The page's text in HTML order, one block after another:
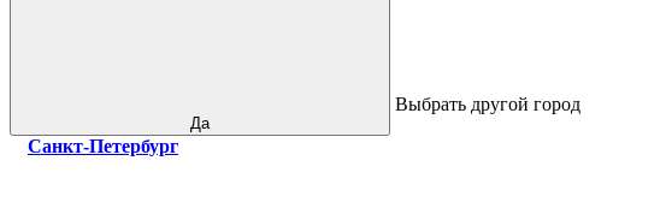
Да
Выбрать другой город
Санкт-Петербург